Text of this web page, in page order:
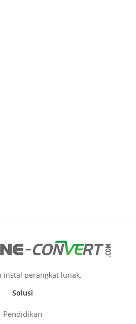
instal perangkat lunak.
Solusi
Pendidikan